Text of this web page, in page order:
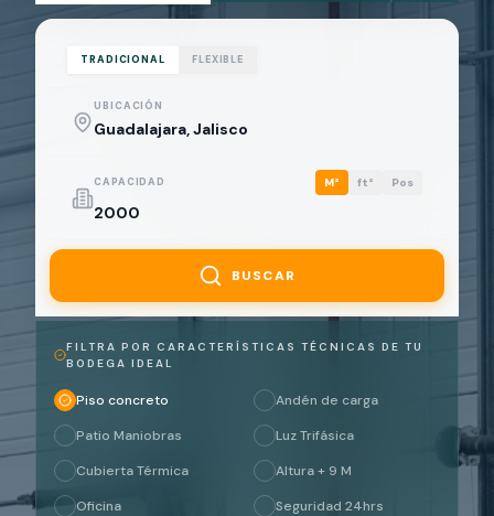
TRADICIONAL FLEXIBLE
UBICACIÓN
CAPACIDAD M² ft² Pos
BUSCAR
FILTRA POR CARACTERÍSTICAS TÉCNICAS DE TU
BODEGA IDEAL
Piso concreto
Andén de carga
Patio Maniobras
Luz Trifásica
Cubierta Térmica
Altura + 9 M
Oficina
Seguridad 24hrs